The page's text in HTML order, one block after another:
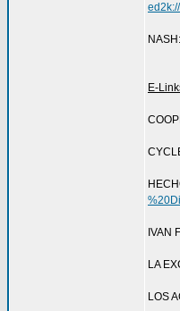
NASH:
E-
IVAN
LA
LOS